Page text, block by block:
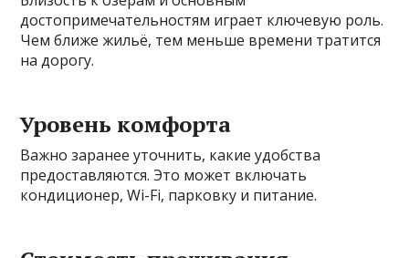
достопримечательностям играет ключевую роль.
Чем ближе жильё, тем меньше времени тратится
на дорогу.
Уровень комфорта
Важно заранее уточнить, какие удобства
предоставляются. Это может включать
кондиционер, Wi-Fi, парковку и питание.